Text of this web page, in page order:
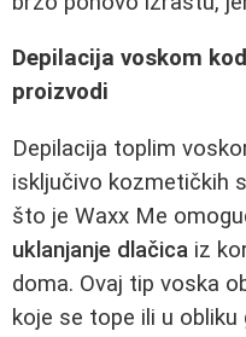
Depilacija voskom
proizvodi
Depilacija toplim
isključivo kozmetičkih
što je Waxx Me
uklanjanje dlačica iz
doma. Ovaj tip voska
koje se tope ili u